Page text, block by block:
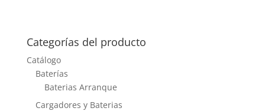
Categorías del producto
Catálogo
Baterías
Baterias Arranque
Cargadores y Baterias